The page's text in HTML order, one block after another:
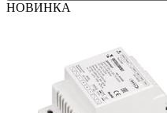
НОВИНКА